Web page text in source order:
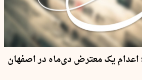
اعدام یک معترض دی‌ماه در اصفهان